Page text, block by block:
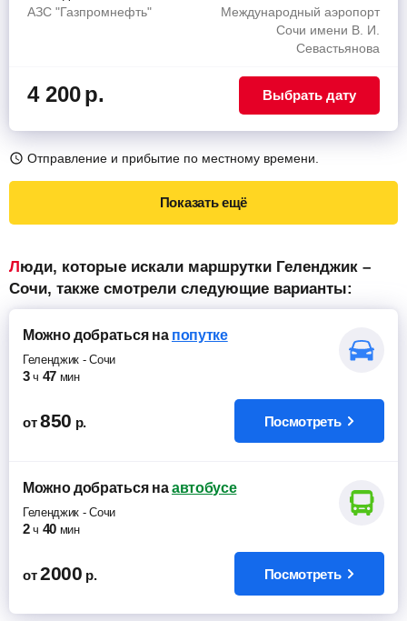
АЗС "Газпромнефть"
Международный аэропорт
Сочи имени В. И.
Севастьянова
4 200р. Выбрать дату
Отправление и прибытие по местному времени.
Показать ещё
Люди, которые искали маршрутки Геленджик –
Сочи, также смотрели следующие варианты:
Можно добратьсяна попутке
Геленджик -Сочи
3 ч 47 мин
от 850 р. Посмотреть
Можно добратьсяна автобусе
Геленджик -Сочи
2 ч 40 мин
от 2000 р. Посмотреть